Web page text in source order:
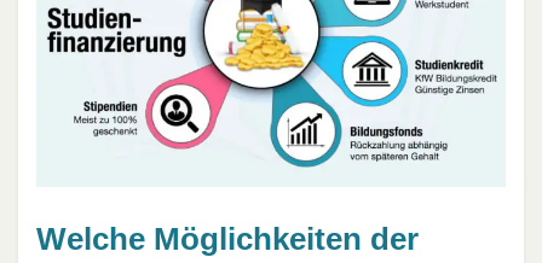
Welche Möglichkeiten der